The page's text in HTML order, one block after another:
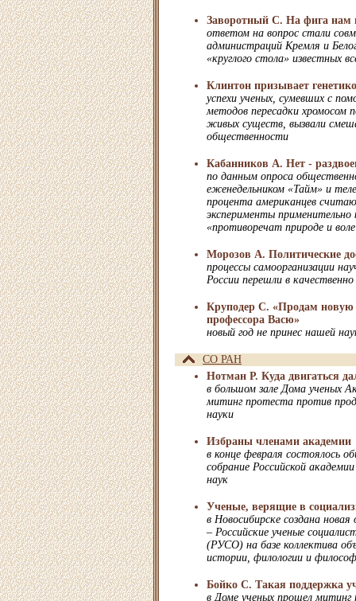
Заворотный С. На фига нам
ответом на вопрос стали
администраций Кремля и
«круглого стола» известных
Клинтон призывает
успехи ученых, сумевших с
методов пересадки хромосом
живых существ, вызвали
общественности
Кабанников А. Нет -
по данным опроса
еженедельником «Тайм» и
процента американцев
эксперименты применительно
«противоречат природе и
Морозов А. Политические
процессы самоорганизации
России перешли в
Круподер С. «Продам новую
профессора Васю»
новый год не принес нашей
СО РАН
Нотман Р. Куда двигаться
в большом зале Дома ученых
митинг протеста против
науки
Избраны членами академии
в конце февраля состоялось
собрание Российской
наук
Ученые, верящие в
в Новосибирске создана
– Российские ученые
(РУСО) на базе коллектива
истории, филологии и
Бойко С. Такая поддержка
в Доме ученых прошел митинг